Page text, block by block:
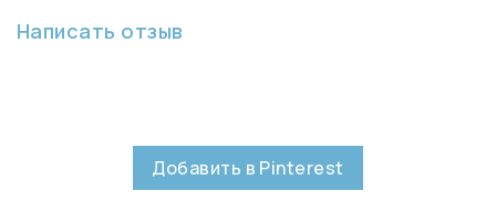
Написать отзыв
Добавить в Pinterest